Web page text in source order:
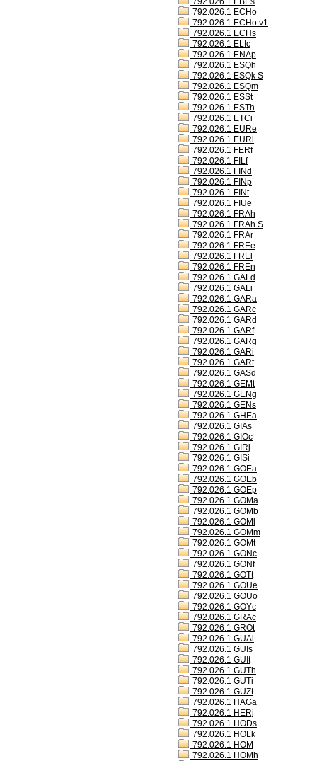
792.026.1 ECHo
792.026.1 ECHo v1
792.026.1 ECHs
792.026.1 ELIc
792.026.1 ENAp
792.026.1 ESQh
792.026.1 ESQk S
792.026.1 ESQm
792.026.1 ESSt
792.026.1 ESTh
792.026.1 ETCi
792.026.1 EURe
792.026.1 EURl
792.026.1 FERf
792.026.1 FILf
792.026.1 FINd
792.026.1 FINp
792.026.1 FINt
792.026.1 FIUe
792.026.1 FRAh
792.026.1 FRAh S
792.026.1 FRAr
792.026.1 FREe
792.026.1 FREl
792.026.1 FREn
792.026.1 GALd
792.026.1 GALi
792.026.1 GARa
792.026.1 GARc
792.026.1 GARd
792.026.1 GARf
792.026.1 GARg
792.026.1 GARi
792.026.1 GARt
792.026.1 GASd
792.026.1 GEMt
792.026.1 GENg
792.026.1 GENs
792.026.1 GHEa
792.026.1 GIAs
792.026.1 GIOc
792.026.1 GIRj
792.026.1 GISi
792.026.1 GOEa
792.026.1 GOEb
792.026.1 GOEp
792.026.1 GOMa
792.026.1 GOMb
792.026.1 GOMl
792.026.1 GOMm
792.026.1 GOMt
792.026.1 GONc
792.026.1 GONf
792.026.1 GOTt
792.026.1 GOUe
792.026.1 GOUo
792.026.1 GOYc
792.026.1 GRAc
792.026.1 GROt
792.026.1 GUAi
792.026.1 GUIs
792.026.1 GUIt
792.026.1 GUTh
792.026.1 GUTi
792.026.1 GUZt
792.026.1 HAGa
792.026.1 HERj
792.026.1 HODs
792.026.1 HOLk
792.026.1 HOM
792.026.1 HOMh